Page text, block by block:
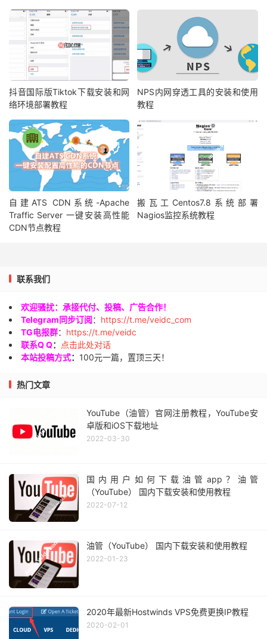
抖音国际版Tiktok下载安装和网
络环境部署教程
NPS内网穿透工具的安装和使用
教程
自建ATS CDN系统-Apache
Traffic Server 一键安装高性能
CDN节点教程
搬瓦工Centos7.8系统部署
Nagios监控系统教程
联系我们
欢迎骚扰：承接代付、投稿、广告合作！
Telegram同步订阅： https://t.me/veidc_com
TG电报群： https://t.me/veidc
联系Q Q：
点击此处对话
本站投稿方式： 100元一篇，置顶三天！
热门文章
YouTube（油管）官网注册教程，YouTube安
卓版和iOS下载地址
2022-03-30
国内用户如何下载油管app？油管
（YouTube） 国内下载安装和使用教程
2022-07-12
油管（YouTube） 国内下载安装和使用教程
2022-01-23
2020年最新Hostwinds VPS免费更换IP教程
2020-02-01